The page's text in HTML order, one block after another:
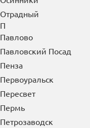
Отрадный
П
Павлово
Павловский Посад
Пенза
Первоуральск
Пересвет
Пермь
Петрозаводск